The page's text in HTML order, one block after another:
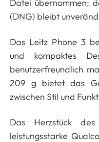
Datei übernommen;
(DNG) bleibt
Das Leitz Phone 3
und kompaktes
benutzerfreundlich
209 g bietet das
zwischen Stil und
Das Herzstück
leistungsstarke